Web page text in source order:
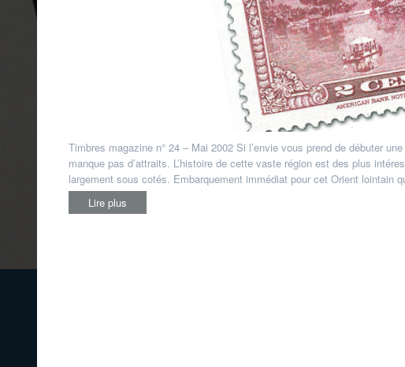
Timbres magazine n° 24 – Mai 2002 Si l’envie vous prend de débuter
manque pas d’attraits. L’histoire de cette vaste région est des plus
largement sous cotés. Embarquement immédiat pour cet Orient lointain
Lire plus